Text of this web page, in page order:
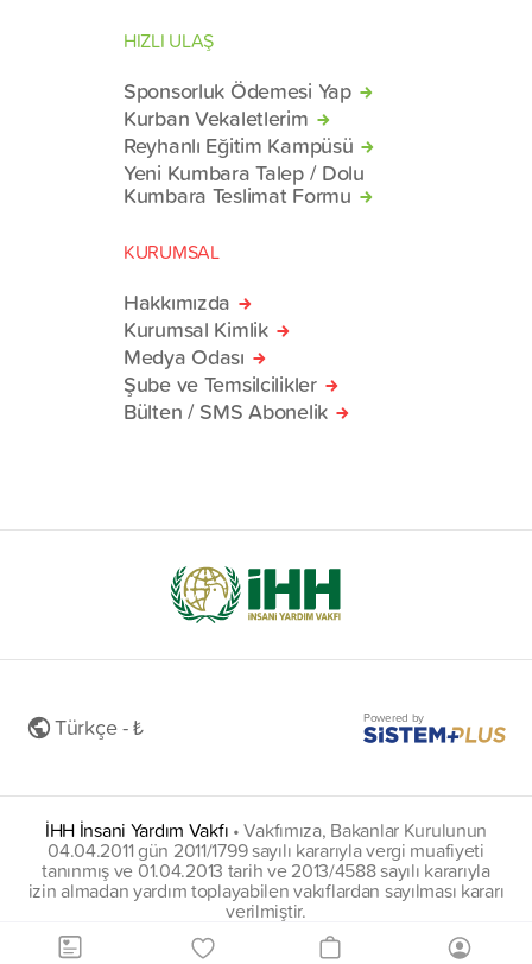
HIZLI ULAŞ
Sponsorluk Ödemesi Yap
Kurban Vekaletlerim
Reyhanlı Eğitim Kampüsü
Yeni Kumbara Talep / Dolu
Kumbara Teslimat Formu
KURUMSAL
Hakkımızda
Kurumsal Kimlik
Medya Odası
Şube ve Temsilcilikler
Bülten / SMS Abonelik
Türkçe - ₺ Powered by
İHH İnsani Yardım Vakfı •Vakfımıza, Bakanlar Kurulunun
04.04.2011 gün 2011/1799 sayılı kararıyla vergi muafiyeti
tanınmış ve 01.04.2013 tarih ve 2013/4588 sayılı kararıyla
izin almadan yardım toplayabilen vakıflardan sayılması kararı
verilmiştir.
insani@hs01.kep.tr